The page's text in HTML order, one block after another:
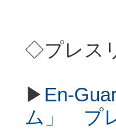
◇プレス
▶ En-
ム」 プ